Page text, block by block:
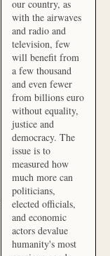
our country, as
with the airwaves
and radio and
television, few
will benefit from
a few thousand
and even fewer
from billions euro
without equality,
justice and
democracy. The
issue is to
measured how
much more can
politicians,
elected officials,
and economic
actors devalue
humanity's most